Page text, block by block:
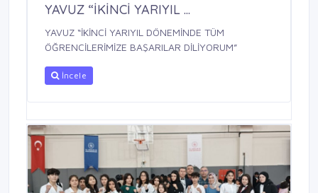
YAVUZ “İKİNCİ YARIYIL ...
YAVUZ “İKİNCİ YARIYIL DÖNEMİNDE TÜM
ÖĞRENCİLERİMİZE BAŞARILAR DİLİYORUM”
İncele